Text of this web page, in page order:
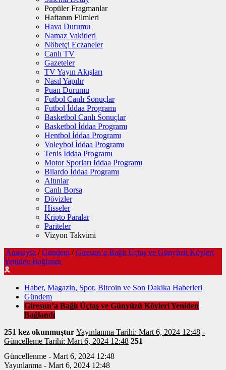
Popüler Fragmanlar
Haftanın Filmleri
Hava Durumu
Namaz Vakitleri
Nöbetçi Eczaneler
Canlı TV
Gazeteler
TV Yayın Akışları
Nasıl Yapılır
Puan Durumu
Futbol Canlı Sonuçlar
Futbol İddaa Programı
Basketbol Canlı Sonuçlar
Basketbol İddaa Programı
Hentbol İddaa Programı
Voleybol İddaa Programı
Tenis İddaa Programı
Motor Sporları İddaa Programı
Bilardo İddaa Programı
Altınlar
Canlı Borsa
Dövizler
Hisseler
Kripto Paralar
Pariteler
Vizyon Takvimi
Anasayfa / Gündem / Giresun’a Bağlı Üçtaş ve Günyüzü Köyleri
Yeniden Bağlandı
Haber, Magazin, Spor, Bitcoin ve Son Dakika Haberleri
Gündem
Giresun’a Bağlı Üçtaş ve Günyüzü Köyleri Yeniden
Bağlandı
251 kez okunmuştur Yayınlanma Tarihi: Mart 6, 2024 12:48 -
Güncelleme Tarihi: Mart 6, 2024 12:48 251
Güncellenme - Mart 6, 2024 12:48
Yayınlanma - Mart 6, 2024 12:48